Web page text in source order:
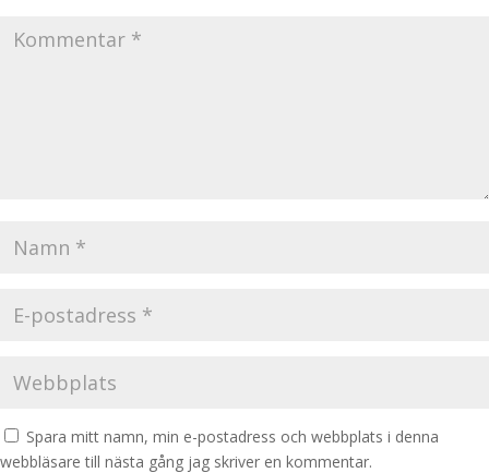
Spara mitt namn, min e-postadress och webbplats i denna
webbläsare till nästa gång jag skriver en kommentar.